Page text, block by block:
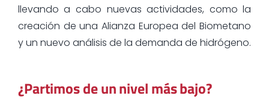
llevando a cabo nuevas actividades, como la
creación de una Alianza Europea del Biometano
y un nuevo análisis de la demanda de hidrógeno.
¿Partimos de un nivel más bajo?